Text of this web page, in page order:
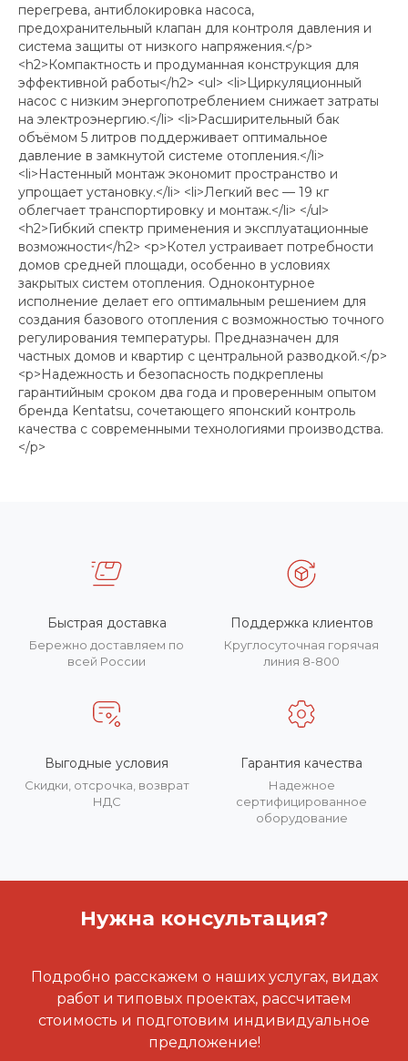
перегрева, антиблокировка насоса,
предохранительный клапан для контроля давления и
система защиты от низкого напряжения.</p>
<h2>Компактность и продуманная конструкция для
эффективной работы</h2> <ul> <li>Циркуляционный
насос с низким энергопотреблением снижает затраты
на электроэнергию.</li> <li>Расширительный бак
объёмом 5 литров поддерживает оптимальное
давление в замкнутой системе отопления.</li>
<li>Настенный монтаж экономит пространство и
упрощает установку.</li> <li>Легкий вес — 19 кг
облегчает транспортировку и монтаж.</li> </ul>
<h2>Гибкий спектр применения и эксплуатационные
возможности</h2> <p>Котел устраивает потребности
домов средней площади, особенно в условиях
закрытых систем отопления. Одноконтурное
исполнение делает его оптимальным решением для
создания базового отопления с возможностью точного
регулирования температуры. Предназначен для
частных домов и квартир с центральной разводкой.</p>
<p>Надежность и безопасность подкреплены
гарантийным сроком два года и проверенным опытом
бренда Kentatsu, сочетающего японский контроль
качества с современными технологиями производства.
</p>
Быстрая доставка
Бережно доставляем по
всей России
Поддержка клиентов
Круглосуточная горячая
линия 8-800
Выгодные условия
Скидки, отсрочка, возврат
НДС
Гарантия качества
Надежное
сертифицированное
оборудование
Нужна консультация?
Подробно расскажем о наших услугах, видах
работ и типовых проектах, рассчитаем
стоимость и подготовим индивидуальное
предложение!